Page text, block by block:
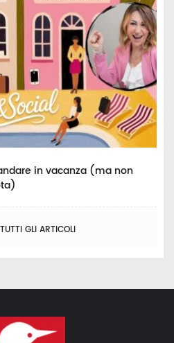
in vacanza (ma non
GLI ARTICOLI